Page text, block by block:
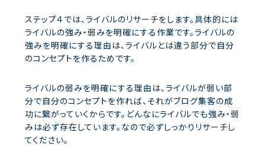
ステップ４では、ライバルのリサーチをします。具体的には
ライバルの強み・弱みを明確にする作業です。ライバルの
強みを明確にする理由は、ライバルとは違う部分で自分
のコンセプトを作るためです。
ライバルの弱みを明確にする理由は、ライバルが弱い部
分で自分のコンセプトを作れば、それがブログ集客の成
功に繋がっていくからです。どんなにライバルでも強み・弱
みは必ず存在しています。なので必ずしっかりリサーチし
てください。